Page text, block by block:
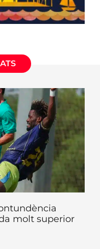
molt superior